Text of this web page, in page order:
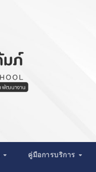
คู่มือการบริการ